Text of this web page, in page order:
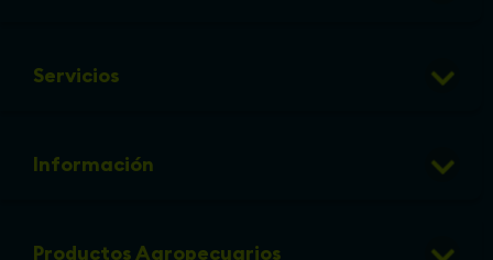
Club de Puntos
Preguntas frecuentes
Linea de transparencia
Servicios
Veterinaria
Eventos
Información
info@micorral.com
Productos Agropecuarios